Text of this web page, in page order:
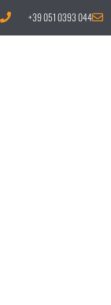
+39 051 0393 044